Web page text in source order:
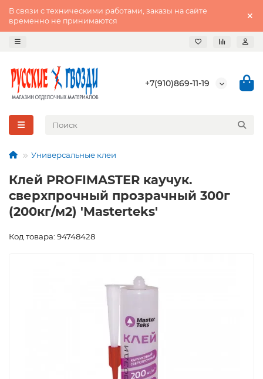
В связи с техническими работами, заказы на сайте
временно не принимаются
+7(910)869-11-19
Универсальные клеи
Клей PROFIMASTER каучук.
сверхпрочный прозрачный 300г
(200кг/м2) 'Masterteks'
Код товара: 94748428